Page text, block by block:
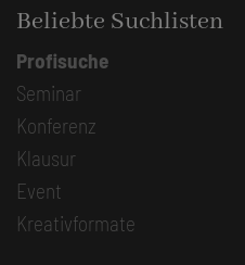
Beliebte Suchlisten
Profisuche
Seminar
Konferenz
Klausur
Event
Kreativformate